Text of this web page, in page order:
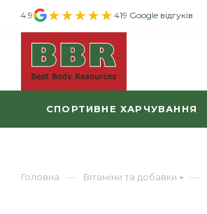
4.9 419 Google відгуків
СПОРТИВНЕ ХАРЧУВАННЯ
Головна — Вітаміни та добавки —